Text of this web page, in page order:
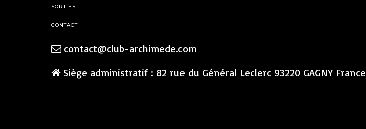
SORTIES
CONTACT
contact@club-archimede.com
Siège administratif : 82 rue du Général Leclerc 93220 GAGNY France